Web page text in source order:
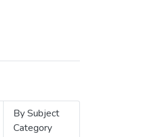
By Subject
Category